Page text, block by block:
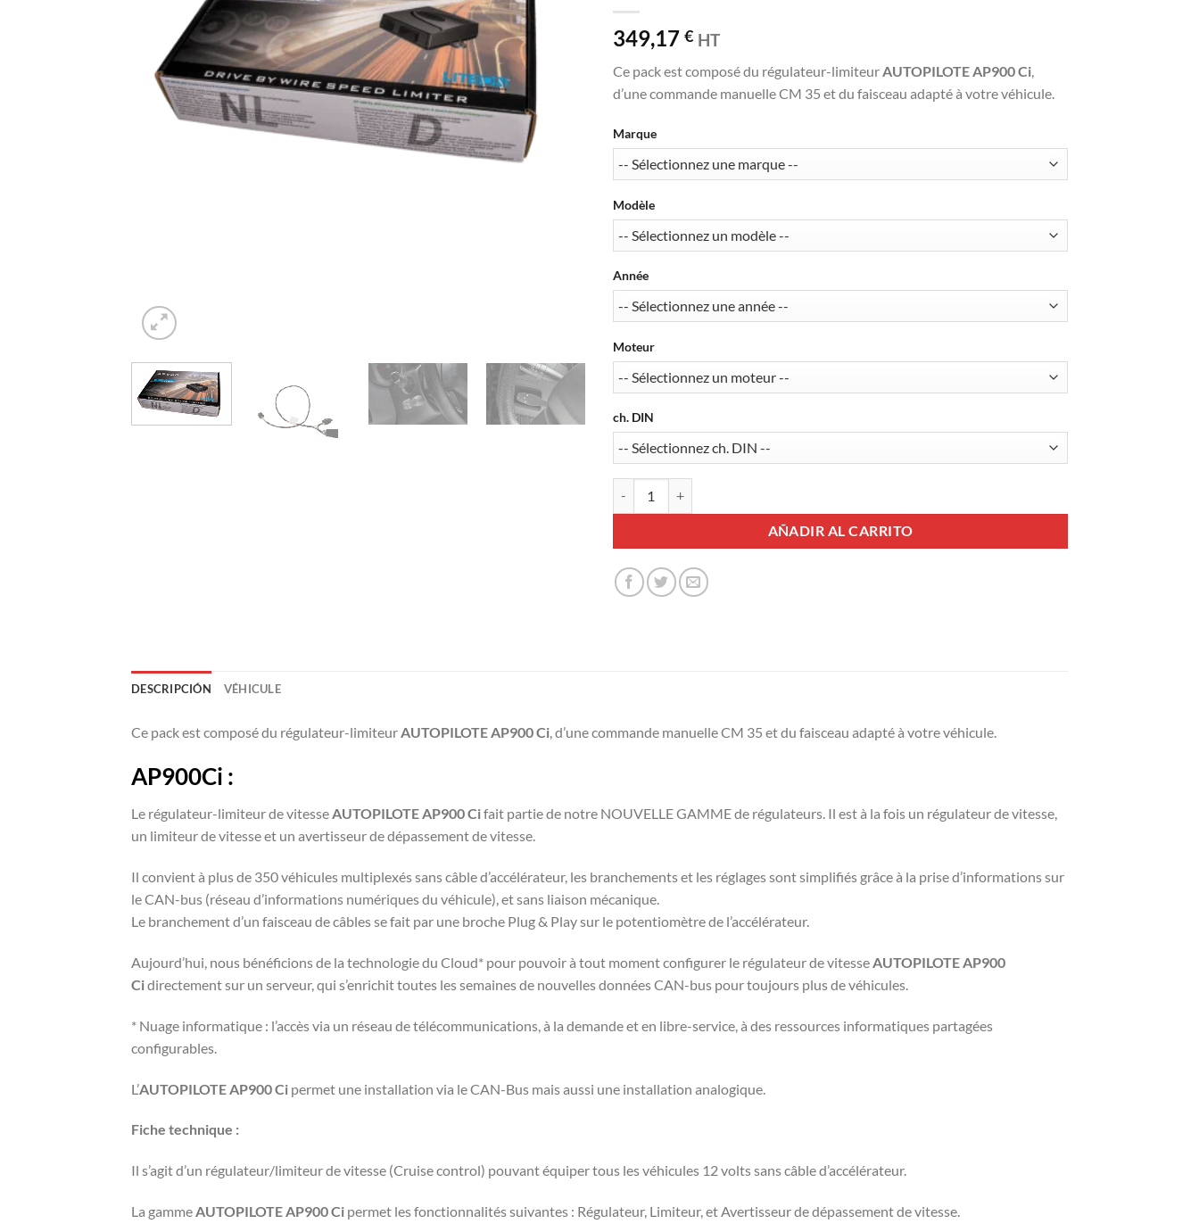
349,17 € HT
Ce pack est composé du régulateur-limiteurAUTOPILOTE AP900 Ci,
d’une commande manuelle CM 35 et du faisceau adapté à votre véhicule.
Marque
Modèle
Année
Moteur
ch. DIN
AÑADIR AL CARRITO
DESCRIPCIÓN VÉHICULE
Ce pack est composé du régulateur-limiteurAUTOPILOTE AP900 Ci, d’une commande manuelle CM 35 et du faisceau adapté à votre véhicule.
AP900Ci :
Le régulateur-limiteur de vitesseAUTOPILOTE AP900 Cifait partie de notre NOUVELLE GAMME de régulateurs. Il est à la fois un régulateur de vitesse,
un limiteur de vitesse et un avertisseur de dépassement de vitesse.
Il convient à plus de 350 véhicules multiplexés sans câble d’accélérateur, les branchements et les réglages sont simplifiés grâce à la prise d’informations sur
le CAN-bus (réseau d’informations numériques du véhicule), et sans liaison mécanique.
Le branchement d’un faisceau de câbles se fait par une broche Plug & Play sur le potentiomètre de l’accélérateur.
Aujourd’hui, nous bénéficions de la technologie du Cloud* pour pouvoir à tout moment configurer le régulateur de vitesseAUTOPILOTE AP900
Cidirectement sur un serveur, qui s’enrichit toutes les semaines de nouvelles données CAN-bus pour toujours plus de véhicules.
* Nuage informatique : l’accès via un réseau de télécommunications, à la demande et en libre-service, à des ressources informatiques partagées
configurables.
L’AUTOPILOTE AP900 Ci permet une installation via le CAN-Bus mais aussi une installation analogique.
Fiche technique :
Il s’agit d’un régulateur/limiteur de vitesse (Cruise control) pouvant équiper tous les véhicules 12 volts sans câble d’accélérateur.
La gammeAUTOPILOTE AP900 Ci permet les fonctionnalités suivantes : Régulateur, Limiteur, et Avertisseur de dépassement de vitesse.